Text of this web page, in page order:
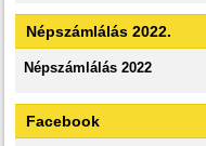
Népszámlálás 2022.
Népszámlálás 2022
Facebook